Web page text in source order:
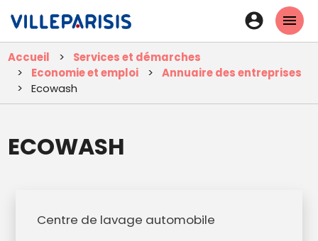
contenu
principal
En-
tête
-
Accueil
Services et démarches
Economie et emploi
Annuaire des entreprises
Ecowash
ECOWASH
Centre de lavage automobile